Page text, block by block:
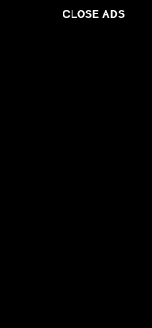
CLOSE ADS